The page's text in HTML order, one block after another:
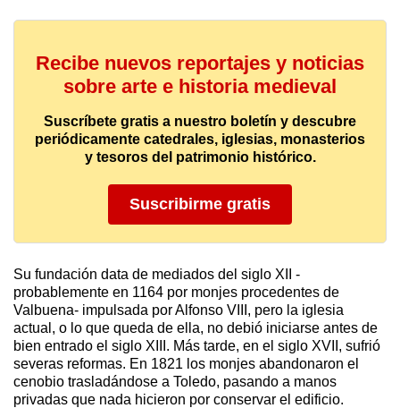
Recibe nuevos reportajes y noticias
sobre arte e historia medieval
Suscríbete gratis a nuestro boletín y descubre
periódicamente catedrales, iglesias, monasterios
y tesoros del patrimonio histórico.
Suscribirme gratis
Su fundación data de mediados del siglo XII -
probablemente en 1164 por monjes procedentes de
Valbuena- impulsada por Alfonso VIII, pero la iglesia
actual, o lo que queda de ella, no debió iniciarse antes de
bien entrado el siglo XIII. Más tarde, en el siglo XVII, sufrió
severas reformas. En 1821 los monjes abandonaron el
cenobio trasladándose a Toledo, pasando a manos
privadas que nada hicieron por conservar el edificio.